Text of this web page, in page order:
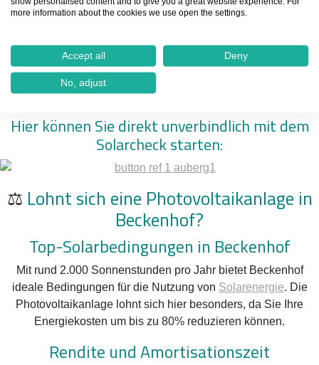
die Überschusseinspeisung entscheiden. Bei der
Volleinspeisung wird der gesamte Strom ins öffentliche Netz
eingespeist, während bei der Überschusseinspeisung der
überschüssige Strom genutzt oder gespeichert werden kann.
Hier können Sie direkt unverbindlich mit dem
Solarcheck starten:
⚖️ Lohnt sich eine Photovoltaikanlage in
Beckenhof?
Top-Solarbedingungen in Beckenhof
Mit rund 2.000 Sonnenstunden pro Jahr bietet Beckenhof
ideale Bedingungen für die Nutzung von Solarenergie. Die
Photovoltaikanlage lohnt sich hier besonders, da Sie Ihre
Energiekosten um bis zu 80% reduzieren können.
Rendite und Amortisationszeit
more information about the cookies we use open the settings.
Accept all Deny
No, adjust